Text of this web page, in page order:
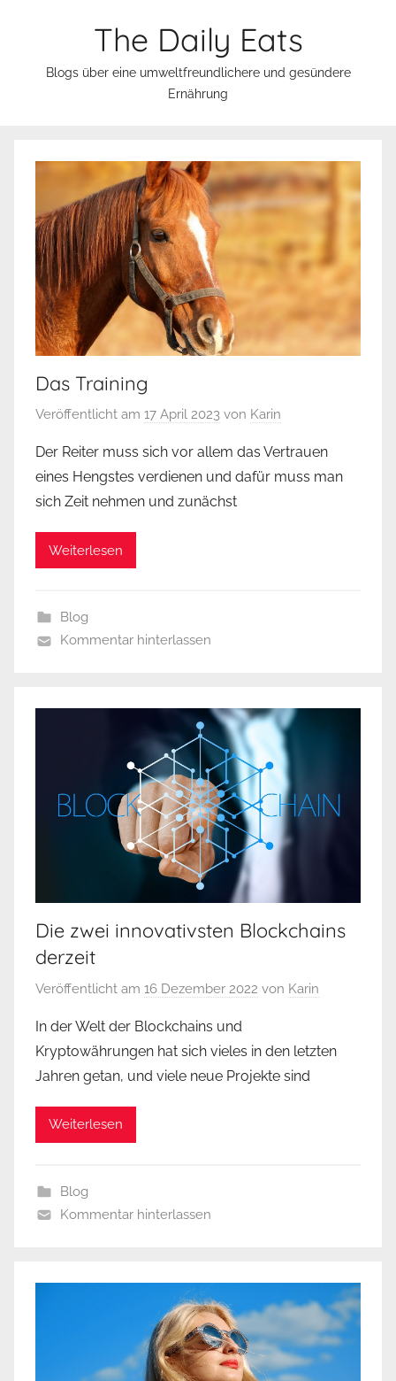
The Daily Eats
Blogs über eine umweltfreundlichere und gesündere
Ernährung
Das Training
Veröffentlicht am 17 April 2023 von Karin
Der Reiter muss sich vor allem das Vertrauen
eines Hengstes verdienen und dafür muss man
sich Zeit nehmen und zunächst
Weiterlesen
Blog
Kommentar hinterlassen
Die zwei innovativsten Blockchains
derzeit
Veröffentlicht am 16 Dezember 2022 von Karin
In der Welt der Blockchains und
Kryptowährungen hat sich vieles in den letzten
Jahren getan, und viele neue Projekte sind
Weiterlesen
Blog
Kommentar hinterlassen